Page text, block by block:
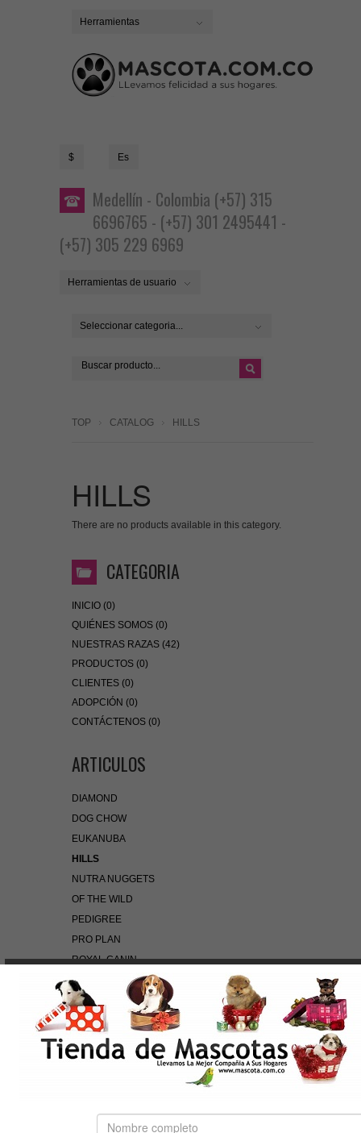
Herramientas
$ Es
Medellín - Colombia (+57) 315
6696765 - (+57) 301 2495441 -
(+57) 305 229 6969
Herramientas de usuario
Seleccionar categoria...
TOP CATALOG HILLS
HILLS
There are no products available in this category.
CATEGORIA
INICIO (0)
QUIÉNES SOMOS (0)
NUESTRAS RAZAS (42)
PRODUCTOS (0)
CLIENTES (0)
ADOPCIÓN (0)
CONTÁCTENOS (0)
ARTICULOS
DIAMOND
DOG CHOW
EUKANUBA
HILLS
NUTRA NUGGETS
OF THE WILD
PEDIGREE
PRO PLAN
ROYAL CANIN
BÚSQUEDA RÁPIDA
Use palabras clave para encontrar el producto que
busca.
Búsqueda Avanzada
SUGERIDO